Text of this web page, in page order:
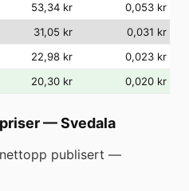
53,34 kr
0,053 kr
31,05 kr
0,031 kr
22,98 kr
0,023 kr
20,30 kr 0,020 kr
—Svedala
publisert —